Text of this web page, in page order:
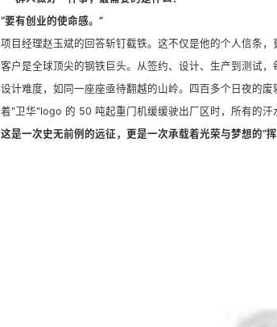
“要有创业的使命感。”
项目经理赵玉斌的回答斩钉截铁。这不仅是他的个人信条，
客户是全球顶尖的钢铁巨头。从签约、设计、生产到测试
设计难度，如同一座座亟待翻越的山岭。四百多个日夜的
着"卫华"logo 的 50 吨起重门机缓缓驶出厂区时，所有的汗
这是一次史无前例的远征，更是一次承载着光荣与梦想的“挥